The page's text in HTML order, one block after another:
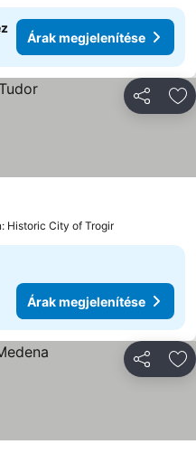
Árak megjelenítése
Historic City of Trogir
Árak megjelenítése